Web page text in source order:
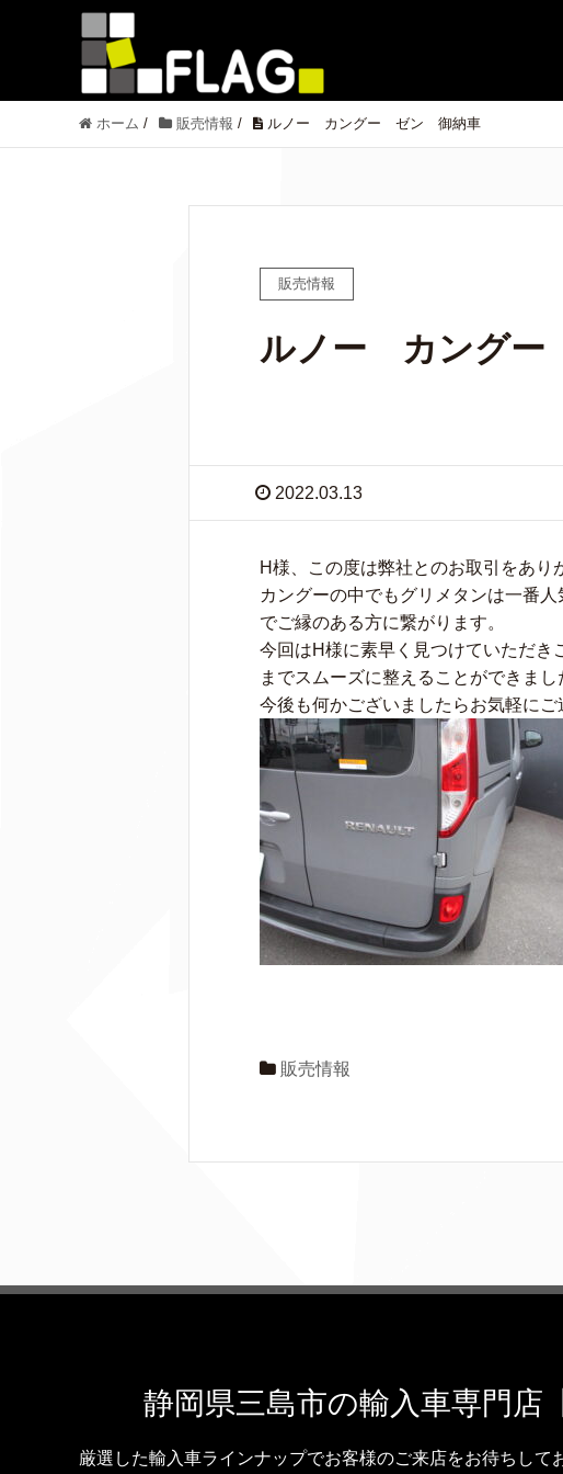
ホーム / 販売情報 / ルノー カングー ゼン 御納車
販売情報
ルノー カング
2022.03.13
H様、この度は弊社とのお取引をあり
カングーの中でもグリメタンは一番
でご縁のある方に繋がります。
今回はH様に素早く見つけていただき
までスムーズに整えることができまし
今後も何かございましたらお気軽にご
販売情報
静岡県三島市の輸入車専門店
厳選した輸入車ラインナップでお客様のご来店をお待ちし